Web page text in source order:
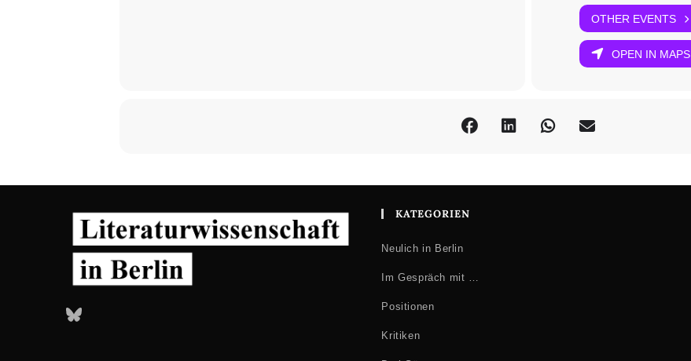
OTHER EVENTS
OPEN IN MAPS
Bluesky
KATEGORIEN
Neulich in Berlin
Im Gespräch mit …
Positionen
Kritiken